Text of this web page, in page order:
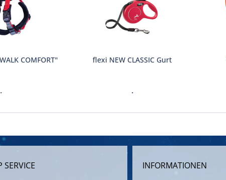
COMFORT"
.
flexi NEW CLASSIC Gurt
.
SERVICE INFORMATIONEN